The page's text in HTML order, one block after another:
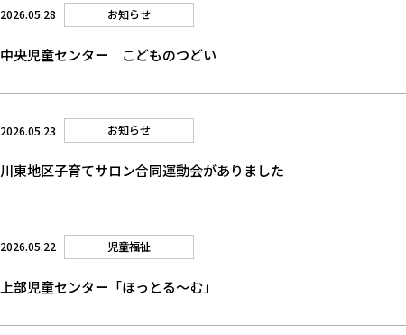
2026.05.28 お知らせ
中央児童センター こどものつどい
2026.05.23 お知らせ
川東地区子育てサロン合同運動会がありました
2026.05.22 児童福祉
上部児童センター「ほっとる～む」